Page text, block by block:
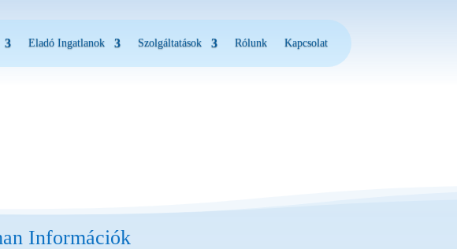
Eladó Ingatlanok Szolgáltatások Rólunk Kapcsolat
Információk